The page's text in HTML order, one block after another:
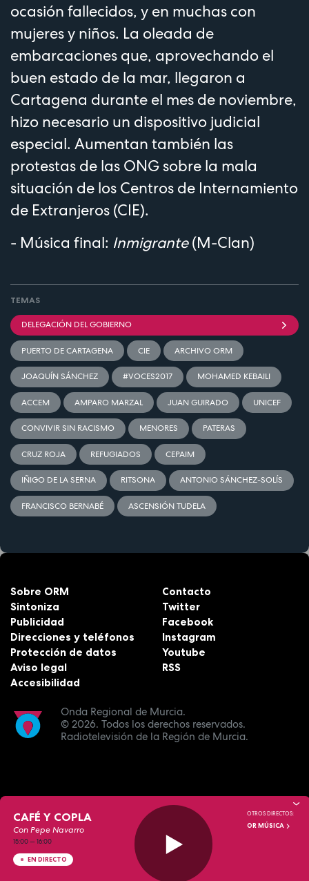
ocasión fallecidos, y en muchas con
mujeres y niños. La oleada de
embarcaciones que, aprovechando el
buen estado de la mar, llegaron a
Cartagena durante el mes de noviembre,
hizo necesario un dispositivo judicial
especial. Aumentan también las
protestas de las ONG sobre la mala
situación de los Centros de Internamiento
de Extranjeros (CIE).
- Música final: Inmigrante(M-Clan)
TEMAS
DELEGACIÓN DEL GOBIERNO
PUERTO DE CARTAGENA CIE ARCHIVO ORM
JOAQUÍN SÁNCHEZ #VOCES2017 MOHAMED KEBAILI
ACCEM AMPARO MARZAL JUAN GUIRADO UNICEF
CONVIVIR SIN RACISMO MENORES PATERAS
CRUZ ROJA REFUGIADOS CEPAIM
IÑIGO DE LA SERNA RITSONA ANTONIO SÁNCHEZ-SOLÍS
FRANCISCO BERNABÉ ASCENSIÓN TUDELA
Onda Regional de Murcia.
© 2026. Todos los derechos reservados.
Radiotelevisión de la Región de Murcia.
Sobre ORM
Sintoniza
Publicidad
Direcciones y teléfonos
Protección de datos
Aviso legal
Accesibilidad
Contacto
Twitter
Facebook
Instagram
Youtube
RSS
CAFÉ Y COPLA
Con Pepe Navarro
15:00—16:00
EN DIRECTO
OTROS DIRECTOS:
OR MÚSICA